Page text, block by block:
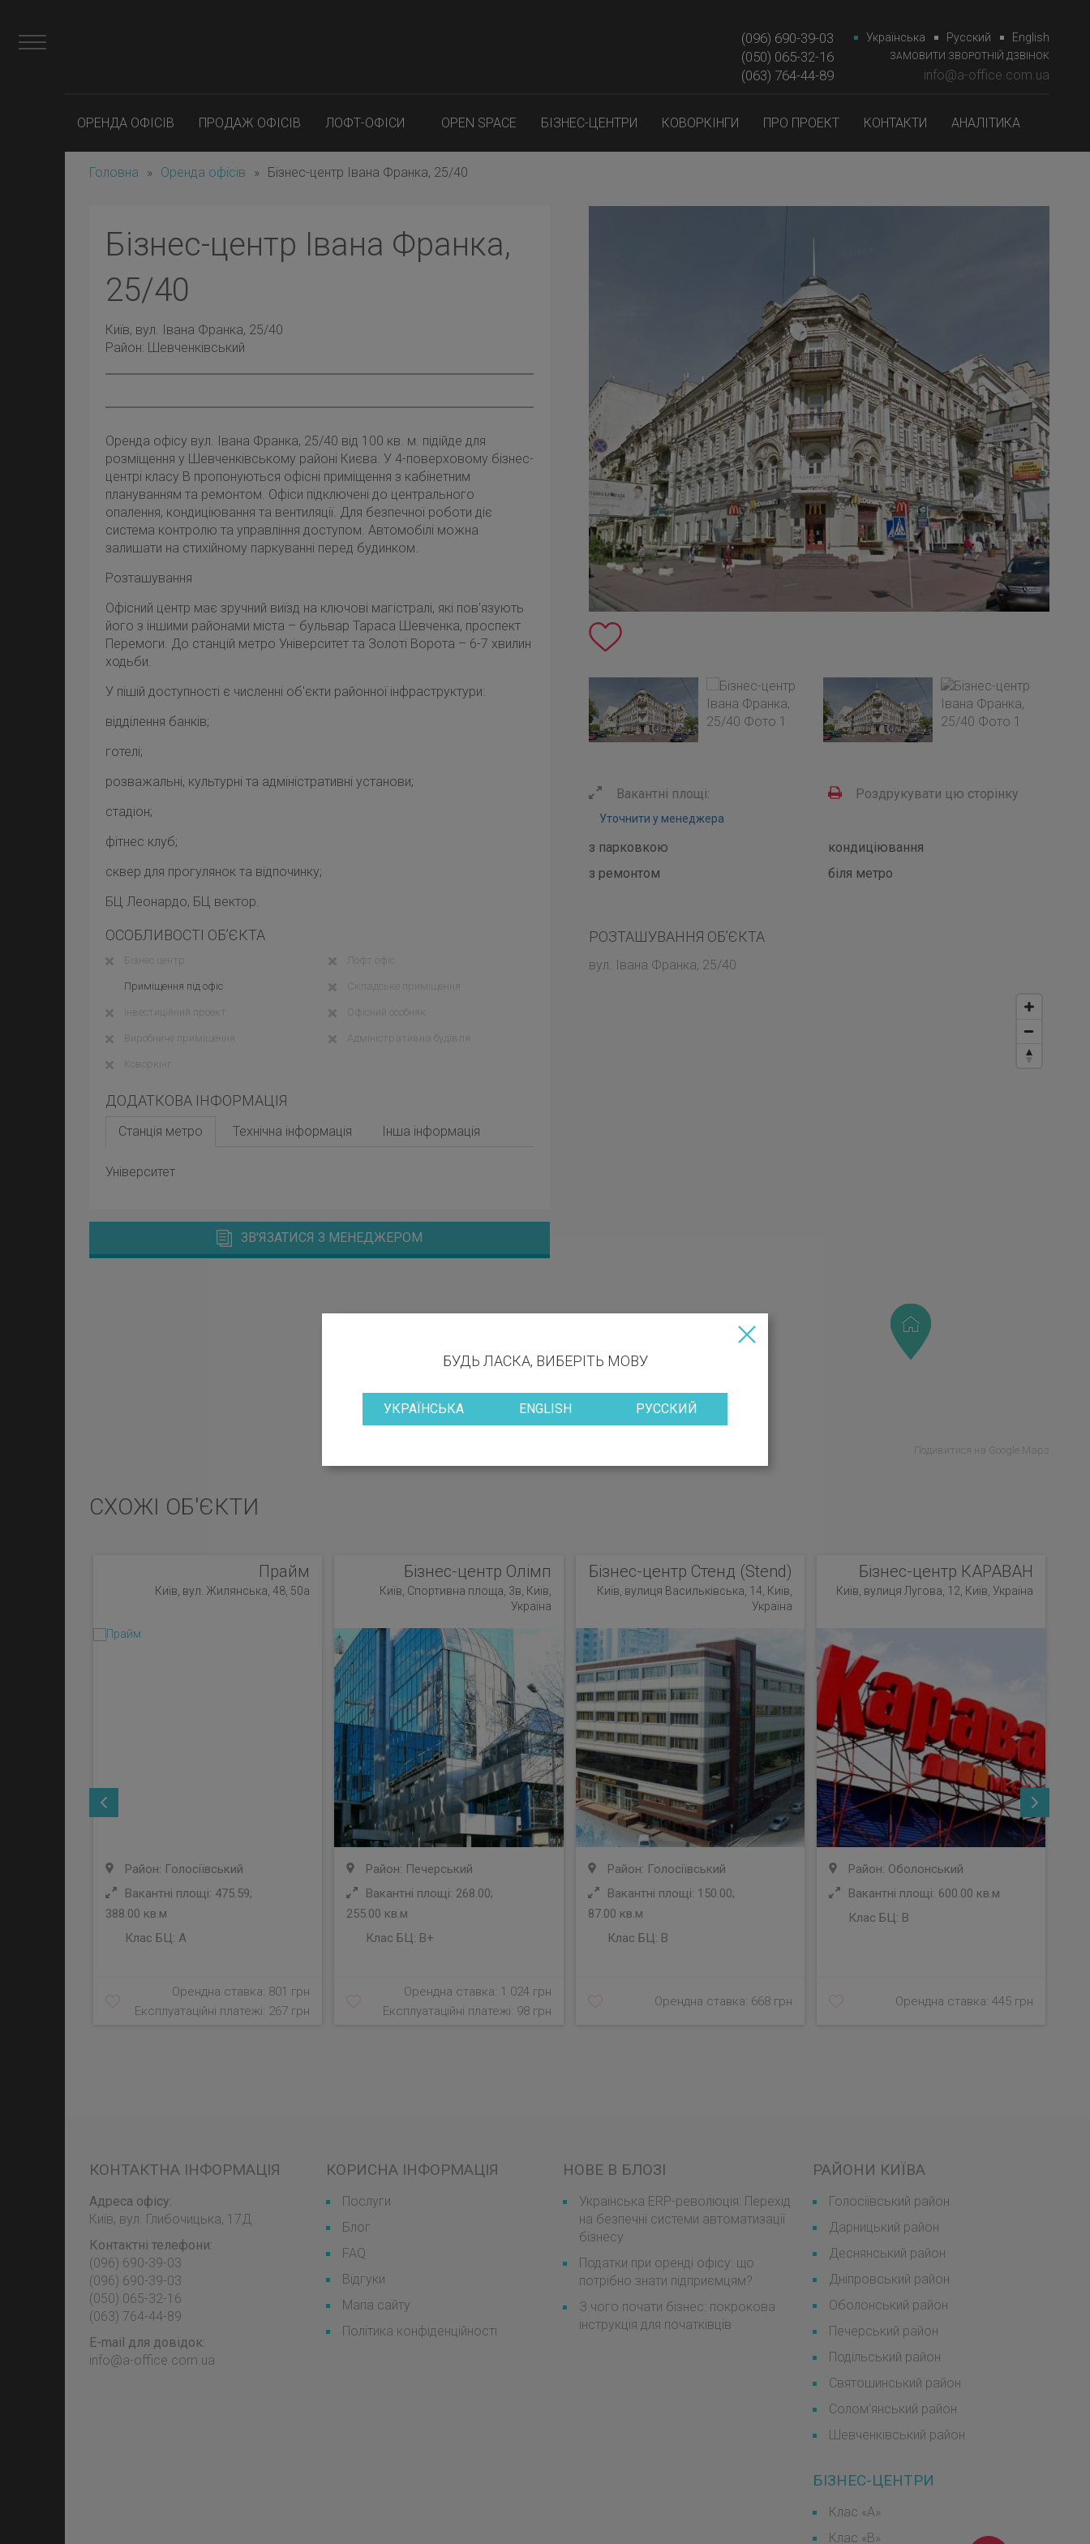
(096) 690-39-03
(050) 065-32-16
(063) 764-44-89‎‎
Українська Русский English
ЗАМОВИТИ ЗВОРОТНІЙ ДЗВІНОК
info@a-office.com.ua
ОРЕНДА ОФІСІВ ПРОДАЖ ОФІСІВ ЛОФТ-ОФІСИ OPEN SPACE БІЗНЕС-ЦЕНТРИ КОВОРКІНГИ ПРО ПРОЕКТ КОНТАКТИ АНАЛІТИКА
Головна » Оренда офісів » Бізнес-центр Івана Франка, 25/40
Бізнес-центр Івана Франка,
25/40
Київ, вул. Івана Франка, 25/40
Район: Шевченківський
Оренда офісу вул. Івана Франка, 25/40 від 100 кв. м. підійде для
розміщення у Шевченківському районі Києва. У 4-поверховому бізнес-
центрі класу B пропонуються офісні приміщення з кабінетним
плануванням та ремонтом. Офіси підключені до центрального
опалення, кондиціювання та вентиляції. Для безпечної роботи діє
система контролю та управління доступом. Автомобілі можна
залишати на стихійному паркуванні перед будинком.
Розташування
Офісний центр має зручний виїзд на ключові магістралі, які пов'язують
його з іншими районами міста – бульвар Тараса Шевченка, проспект
Перемоги. До станцій метро Університет та Золоті Ворота – 6-7 хвилин
ходьби.
У пішій доступності є численні об'єкти районної інфраструктури:
відділення банків;
готелі;
розважальні, культурні та адміністративні установи;
стадіон;
фітнес клуб;
сквер для прогулянок та відпочинку;
БЦ Леонардо, БЦ вектор.
ОСОБЛИВОСТІ ОБ’ЄКТА
Бізнес центр Лофт офіс
Приміщення під офіс Складське приміщення
Інвестиційний проект Офісний особняк
Виробниче приміщення Адміністративна будівля
Коворкінг
ДОДАТКОВА ІНФОРМАЦІЯ
Станція метро Технічна інформація Інша інформація
Університет
ЗВ'ЯЗАТИСЯ З МЕНЕДЖЕРОМ
Вакантні площі:
Уточнити у менеджера
Роздрукувати цю сторінку
з парковкою
кондиціювання
з ремонтом
біля метро
РОЗТАШУВАННЯ ОБ’ЄКТА
вул. Івана Франка, 25/40
Подивитися на Google Maps
СХОЖІ ОБ'ЄКТИ
Прайм
Київ, вул. Жилянська, 48, 50а
Район: Голосіївський
Вакантні площі: 475.59;
388.00 кв.м
Клас БЦ: A
Орендна ставка: 801 грн
Експлуатаційні платежі: 267 грн
Бізнес-центр Олімп
Київ, Спортивна площа, 3в, Київ,
Україна
Район: Печерський
Вакантні площі: 268.00;
255.00 кв.м
Клас БЦ: B+
Орендна ставка: 1 024 грн
Експлуатаційні платежі: 98 грн
Бізнес-центр Стенд (Stend)
Київ, вулиця Васильківська, 14, Київ,
Україна
Район: Голосіївський
Вакантні площі: 150.00;
87.00 кв.м
Клас БЦ: B
Орендна ставка: 668 грн
Бізнес-центр КАРАВАН
Київ, вулиця Лугова, 12, Київ, Україна
Район: Оболонський
Вакантні площі: 600.00 кв.м
Клас БЦ: B
Орендна ставка: 445 грн
КОНТАКТНА ІНФОРМАЦІЯ
Адреса офісу:
Київ, вул. Глибочицька, 17Д
Контактні телефони:
(096) 690-39-03
‎(096) 690-39-03
‎(050) 065-32-16
‎(063) 764-44-89
E-mail для довідок:
info@a-office.com.ua
КОРИСНА ІНФОРМАЦІЯ
Послуги
Блог
FAQ
Відгуки
Мапа сайту
Політика конфіденційності
НОВЕ В БЛОЗІ
Українська ERP-революція: Перехід
на безпечні системи автоматизації
бізнесу
Податки при оренді офісу: що
потрібно знати підприємцям?
З чого почати бізнес: покрокова
інструкція для початківців
РАЙОНИ КИЇВА
Голосіївський район
Дарницький район
Деснянський район
Дніпровський район
Оболонський район
Печерський район
Подільський район
Святошинський район
Солом'янський район
Шевченківський район
БІЗНЕС-ЦЕНТРИ
Клас «А»
Клас «B»
БУДЬ ЛАСКА, ВИБЕРІТЬ МОВУ
УКРАЇНСЬКА ENGLISH РУССКИЙ